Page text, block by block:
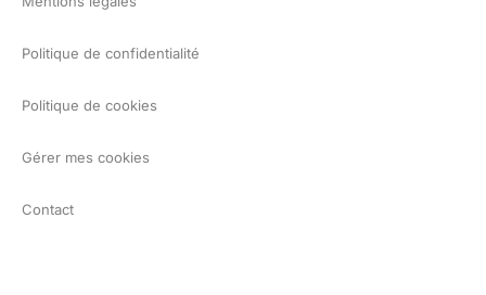
Politique de confidentialité
Politique de cookies
Gérer mes cookies
Contact